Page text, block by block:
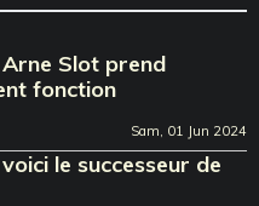
Slot prend
fonction
Sam, 01 Jun 2024
le successeur de